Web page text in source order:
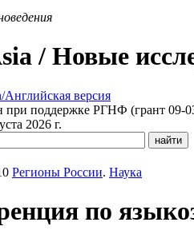
/ Новые
Английская версия
при поддержке РГНФ (грант 09-
2026 г.
Регионы России. Наука
по